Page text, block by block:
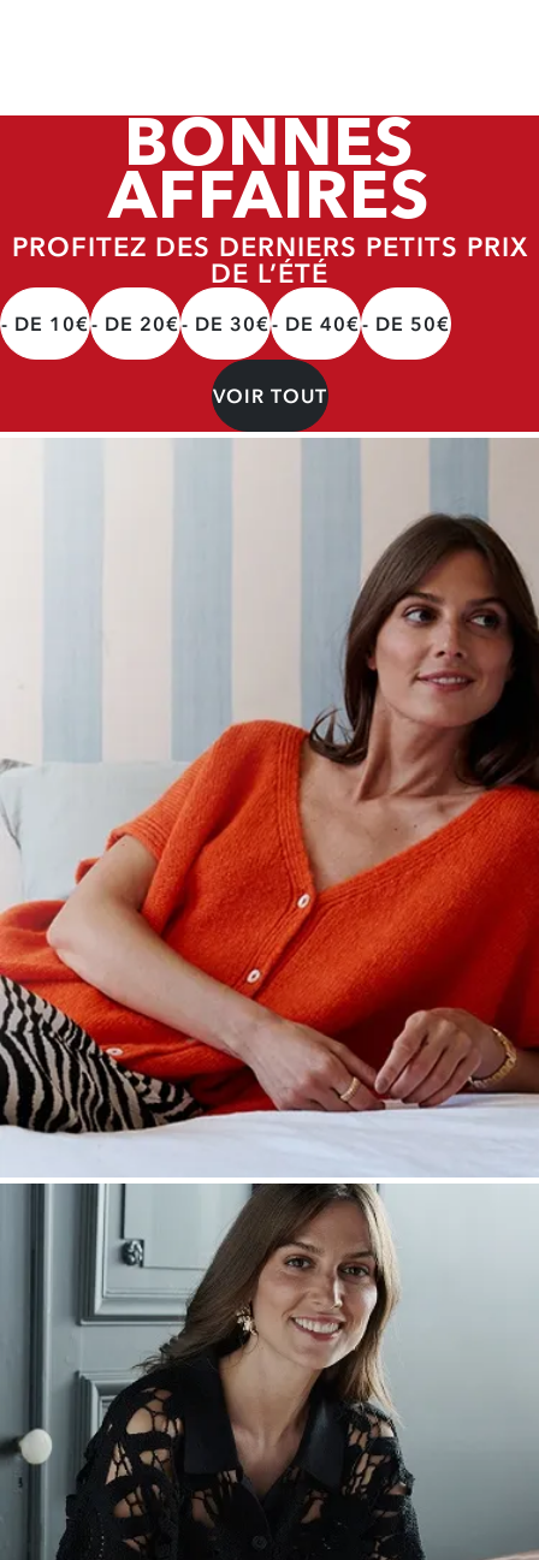
BONNES
AFFAIRES
PROFITEZ DES DERNIERS PETITS PRIX
DE L’ÉTÉ
- DE 10€- DE 20€- DE 30€- DE 40€- DE 50€
VOIR TOUT